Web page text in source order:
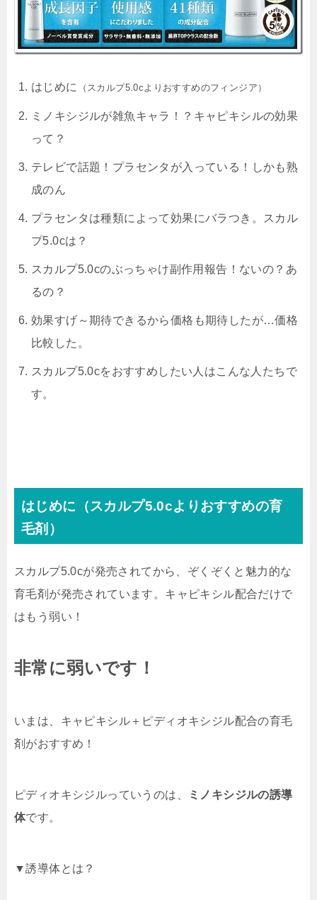
はじめに （スカルプ5.0cよりおすすめのフィンジア）
ミノキシジルが雑魚キャラ！？ キャピキシルの効果
って？
テレビで話題！ プラセンタ が入っている！しかも熟
成のん
プラセンタは種類によって効果にバラつき。スカル
プ5.0cは？
スカルプ5.0cのぶっちゃけ副作用報告！ ないの？あ
るの？
効果すげ～期待できるから価格も期待したが…価格
比較した。
スカルプ5.0cをおすすめしたい人はこんな人たちで
す。
はじめに（スカルプ5.0cよりおすすめの育
毛剤）
スカルプ5.0cが発売されてから、ぞくぞくと魅力的な
育毛剤が発売されています。キャピキシル配合だけで
はもう弱い！
非常に弱いです！
いまは、キャピキシル＋ピディオキシジル配合の育毛
剤がおすすめ！
ピディオキシジルっていうのは、
ミノキシジルの誘導
体です。
▼誘導体とは？